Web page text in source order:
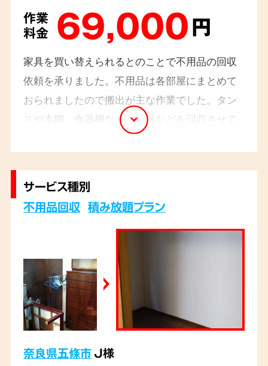
作業
料金 69,000円
家具を買い替えられるとのことで不用品の回収
依頼を承りました。不用品は各部屋にまとめて
おられましたので搬出が主な作業でした。タン
スや本棚、食器棚などの家具などを回収させて
いただきまして2名のスタッフ、2
完了です。
サービス種別
不用品回収 積み放題プラン
奈良県五條市J様